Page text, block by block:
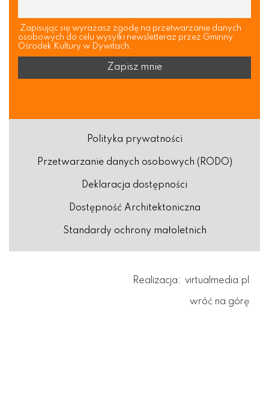
Zapisując się wyrażasz zgodę na przetwarzanie danych
osobowych do celu wysyłki newsletteraz przez Gminny
Ośrodek Kultury w Dywitach.
Polityka prywatności
Przetwarzanie danych osobowych (RODO)
Deklaracja dostępności
Dostępność Architektoniczna
Standardy ochrony małoletnich
Realizacja: virtualmedia.pl
wróć na górę